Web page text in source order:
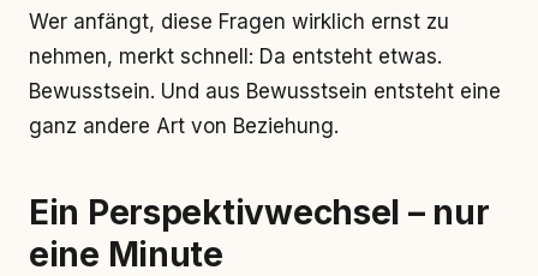
Wer anfängt, diese Fragen wirklich ernst zu
nehmen, merkt schnell: Da entsteht etwas.
Bewusstsein. Und aus Bewusstsein entsteht eine
ganz andere Art von Beziehung.
Ein Perspektivwechsel – nur
eine Minute